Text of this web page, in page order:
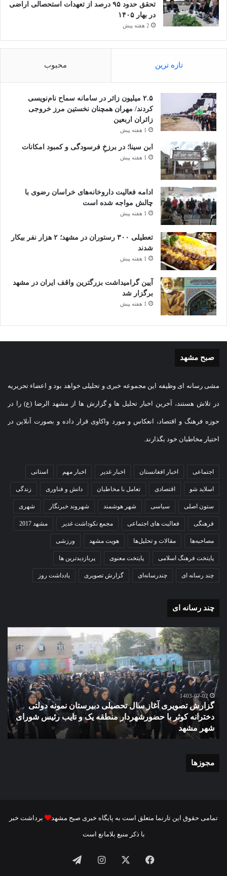
تحقق حدود ۹۵ درصد از تعهدات استحصالی اراضی
در بهار ۱۴۰۵
2 هفته پیش
تازه ترین محبوب
۲.۵ میلیون زائر در سامانه سماح نام‌نویسی
کردند/ مهران همچنان نخستین مرز خروجی
زائران اربعین
1 هفته پیش
ابن سینا؛ در برزخِ فرسودگی و کمبود امکانات
1 هفته پیش
ادامه فعالیت داروخانه‌های خراسان رضوی با
چالش مواجه شده است
1 هفته پیش
تعطیلی ۳۰۰ رستوران در مشهد؛ ۲ هزار نفر بیکار
شدند
1 هفته پیش
آیین گرامیداشت بزرگترین واقف ایران در مشهد
برگزار شد
1 هفته پیش
صبح مشهد
مشی رسانه ای وظیفه این مجموعه خبری و تحلیلی خواهد بود و اعضاء تحریریه
در تلاش هستند، آخرین اخبار تحلیل ها و گزارش ها از مشهد الرضا (ع) را در
حوزه فرهنگ و اقتصاد، انعکاس و مورد واکاوی قرار داده و بصورت آنلاین در
اختیار مخاطبان خود بگذارند.
اجتماعی اخبار افغانستان اخبار غدیر اخبار مهم استانی
اسلاید شو اقتصادی تعامل با مخاطبان دانش و فناوری زندگی
ستون اصلی سیاسی شهر هوشمند شهروند خبرنگار شهری
فرهنگی فعالیت های اجتماعی مجمع نکوداشت غدیر مشهد 2017
مصاحبه‌ها مقالات و تحلیل‌ها هویت مشهد ورزشی
پایتخت فرهنگ اسلامی پایتخت معنوی پربازدیدترین ها
چند رسانه ای چندرسانه‌ای گزارش تصویری یادداشت روز
چند رسانه ای
گزارش
تصویری
آغاز
سال
تحصیلی
دبیرستان
نمونه
دولتی
دخترانه
کوثر
با
منطقه
شورای
1403-07-02
گزارش تصویری آغاز سال تحصیلی دبیرستان نمونه دولتی
دخترانه کوثر با حضورشهردار منطقه یک و نایب رئیس شورای
شهر مشهد
مجوزها
تمامی حقوق این تارنما متعلق است به پایگاه خبری صبح مشهد برداشت خبر
با ذکر منبع بلامانع است
فیسبوک ایکساینستاگرامتلگرام